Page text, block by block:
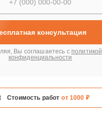
консультация
Вы соглашаетесь с политикой
конфиденциальности
Стоимость работ от 1000 ₽